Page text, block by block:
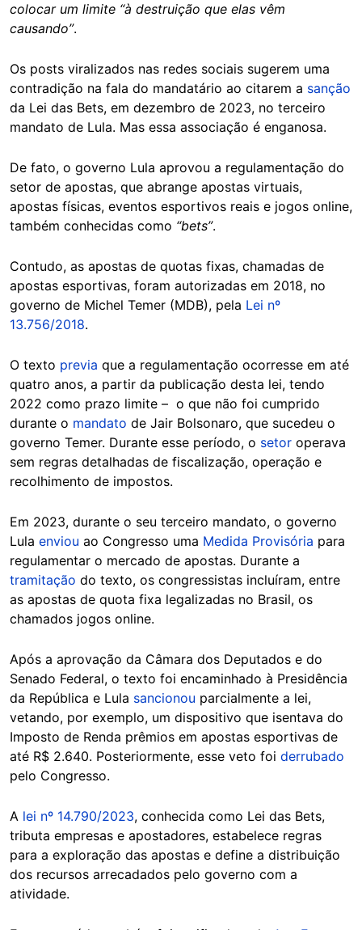
colocar um limite “à destruição que elas vêm
causando”.
Os posts viralizados nas redes sociais sugerem uma
contradição na fala do mandatário ao citarem a sanção
da Lei das Bets, em dezembro de 2023, no terceiro
mandato de Lula. Mas essa associação é enganosa.
De fato, o governo Lula aprovou a regulamentação do
setor de apostas, que abrange apostas virtuais,
apostas físicas, eventos esportivos reais e jogos online,
também conhecidas como “bets”.
Contudo, as apostas de quotas fixas, chamadas de
apostas esportivas, foram autorizadas em 2018, no
governo de Michel Temer (MDB), pela Lei nº
13.756/2018.
O texto previa que a regulamentação ocorresse em até
quatro anos, a partir da publicação desta lei, tendo
2022 como prazo limite – o que não foi cumprido
durante o mandato de Jair Bolsonaro, que sucedeu o
governo Temer. Durante esse período, o setor operava
sem regras detalhadas de fiscalização, operação e
recolhimento de impostos.
Em 2023, durante o seu terceiro mandato, o governo
Lula enviou ao Congresso uma Medida Provisória para
regulamentar o mercado de apostas. Durante a
tramitação do texto, os congressistas incluíram, entre
as apostas de quota fixa legalizadas no Brasil, os
chamados jogos online.
Após a aprovação da Câmara dos Deputados e do
Senado Federal, o texto foi encaminhado à Presidência
da República e Lula sancionou parcialmente a lei,
vetando, por exemplo, um dispositivo que isentava do
Imposto de Renda prêmios em apostas esportivas de
até R$ 2.640. Posteriormente, esse veto foi derrubado
pelo Congresso.
A lei nº 14.790/2023, conhecida como Lei das Bets,
tributa empresas e apostadores, estabelece regras
para a exploração das apostas e define a distribuição
dos recursos arrecadados pelo governo com a
atividade.